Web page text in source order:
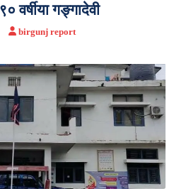
वर्षीया गङ्गादेवी
birgunj report